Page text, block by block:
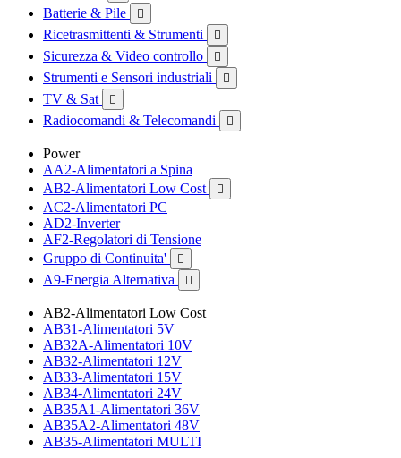
Batterie & Pile 
Ricetrasmittenti & Strumenti 
Sicurezza & Video controllo 
Strumenti e Sensori industriali 
TV & Sat 
Radiocomandi & Telecomandi 
Power
AA2-Alimentatori a Spina
AB2-Alimentatori Low Cost

AC2-Alimentatori PC
AD2-Inverter
AF2-Regolatori di Tensione
Gruppo di Continuita'

A9-Energia Alternativa 
AB2-Alimentatori Low Cost
AB31-Alimentatori 5V
AB32A-Alimentatori 10V
AB32-Alimentatori 12V
AB33-Alimentatori 15V
AB34-Alimentatori 24V
AB35A1-Alimentatori 36V
AB35A2-Alimentatori 48V
AB35-Alimentatori MULTI